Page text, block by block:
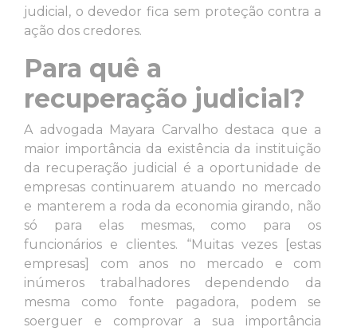
judicial, o devedor fica sem proteção contra a
ação dos credores.
Para quê a
recuperação judicial?
A advogada Mayara Carvalho destaca que a
maior importância da existência da instituição
da recuperação judicial é a oportunidade de
empresas continuarem atuando no mercado
e manterem a roda da economia girando, não
só para elas mesmas, como para os
funcionários e clientes. “Muitas vezes [estas
empresas] com anos no mercado e com
inúmeros trabalhadores dependendo da
mesma como fonte pagadora, podem se
soerguer e comprovar a sua importância